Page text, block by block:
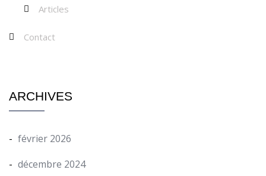
Articles
Contact
ARCHIVES
février 2026
décembre 2024